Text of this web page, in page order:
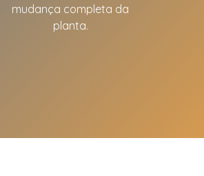
mudança completa da
planta.